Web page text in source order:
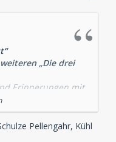
„Die drei
Erinnerungen mit
Podcast und
28. Februar
Pellengahr, Kühl